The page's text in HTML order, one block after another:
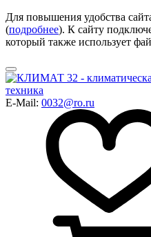
Для повышения удобства
(подробнее). К сайту
который также использует
техника
E-Mail: 0032@ro.ru